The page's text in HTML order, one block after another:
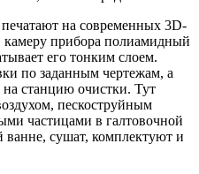
на современных 3D-
камеру прибора полиамидный
его тонким слоем.
по заданным чертежам, а
станцию очистки. Тут
пескоструйным
частицами в галтовочной
ванне, сушат, комплектуют и